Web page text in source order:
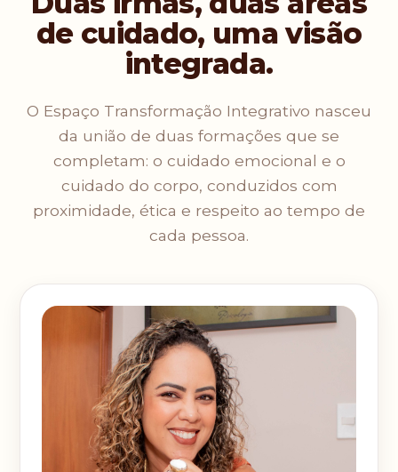
de cuidado, uma visão
integrada.
O Espaço Transformação Integrativo nasceu
da união de duas formações que se
completam: o cuidado emocional e o
cuidado do corpo, conduzidos com
proximidade, ética e respeito ao tempo de
cada pessoa.